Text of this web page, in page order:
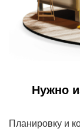
Нужно
Планировку и